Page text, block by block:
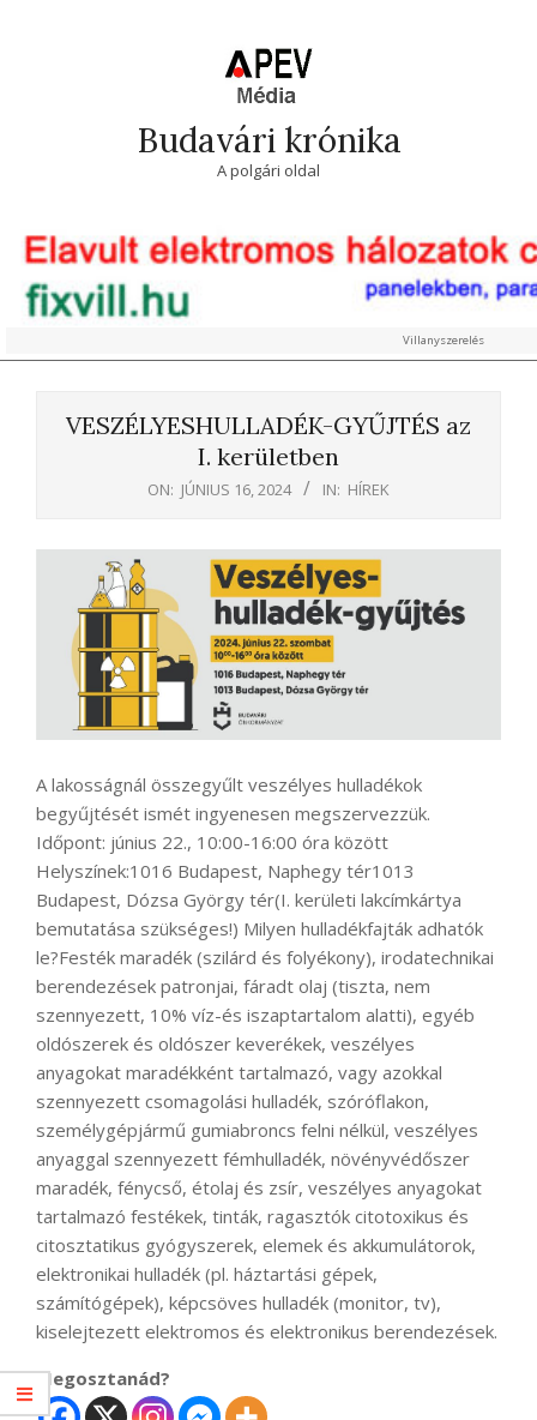
Budavári krónika
A polgári oldal
Villanyszerelés
VESZÉLYESHULLADÉK-GYŰJTÉS az
I. kerületben
ON: JÚNIUS 16, 2024 IN: HÍREK
A lakosságnál összegyűlt veszélyes hulladékok
begyűjtését ismét ingyenesen megszervezzük.
Időpont: június 22., 10:00-16:00 óra között
Helyszínek:1016 Budapest, Naphegy tér1013
Budapest, Dózsa György tér(I. kerületi lakcímkártya
bemutatása szükséges!) Milyen hulladékfajták adhatók
le?Festék maradék (szilárd és folyékony), irodatechnikai
berendezések patronjai, fáradt olaj (tiszta, nem
szennyezett, 10% víz-és iszaptartalom alatti), egyéb
oldószerek és oldószer keverékek, veszélyes
anyagokat maradékként tartalmazó, vagy azokkal
szennyezett csomagolási hulladék, szóróflakon,
személygépjármű gumiabroncs felni nélkül, veszélyes
anyaggal szennyezett fémhulladék, növényvédőszer
maradék, fénycső, étolaj és zsír, veszélyes anyagokat
tartalmazó festékek, tinták, ragasztók citotoxikus és
citosztatikus gyógyszerek, elemek és akkumulátorok,
elektronikai hulladék (pl. háztartási gépek,
számítógépek), képcsöves hulladék (monitor, tv),
kiselejtezett elektromos és elektronikus berendezések.
Megosztanád?